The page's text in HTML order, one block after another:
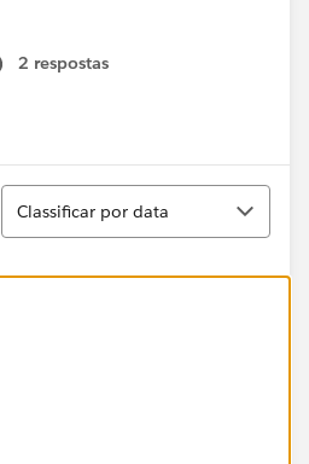
2 respostas
Classificar
Classificar por data